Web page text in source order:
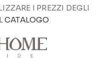
I PREZZI DEGLI
CATALOGO